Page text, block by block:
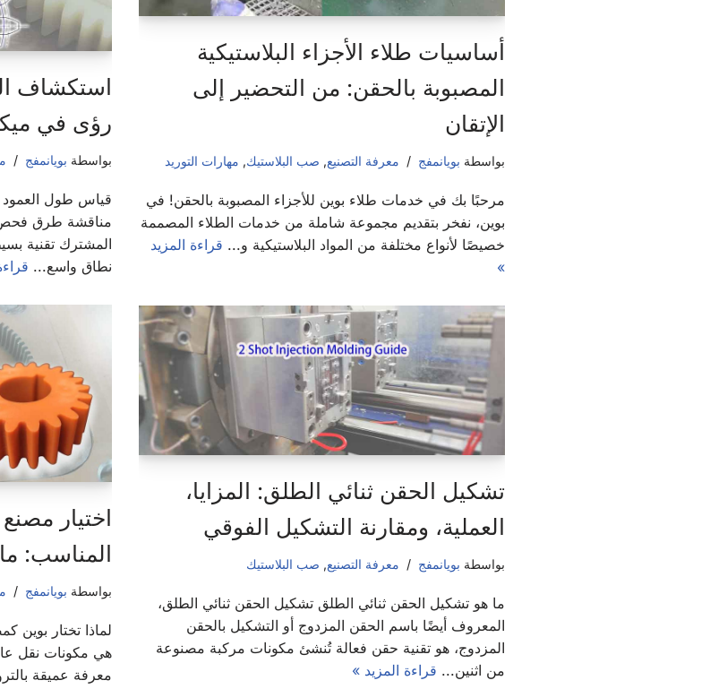
أساسيات طلاء الأجزاء البلاستيكية
المصبوبة بالحقن: من التحضير إلى
الإتقان
بواسطة بويانمفج معرفة التصنيع, صب البلاستيك, مهارات التوريد
مرحبًا بك في خدمات طلاء بوين للأجزاء المصبوبة بالحقن! في
بوين، نفخر بتقديم مجموعة شاملة من خدمات الطلاء المصممة
خصيصًا لأنواع مختلفة من المواد البلاستيكية و... قراءة المزيد
»
استكشاف
رؤى في
بواسطة بويانمفج
قياس طول
مناقشة طرق
المشترك تقنية
نطاق واسع...
اختيار
المناسب:
بواسطة بويانمفج
لماذا تختار بوين
هي مكونات نقل
معرفة عميقة
تشكيل الحقن ثنائي الطلق: المزايا،
العملية، ومقارنة التشكيل الفوقي
بواسطة بويانمفج معرفة التصنيع, صب البلاستيك
ما هو تشكيل الحقن ثنائي الطلق تشكيل الحقن ثنائي الطلق،
المعروف أيضًا باسم الحقن المزدوج أو التشكيل بالحقن
المزدوج، هو تقنية حقن فعالة تُنشئ مكونات مركبة مصنوعة
من اثنين... قراءة المزيد »